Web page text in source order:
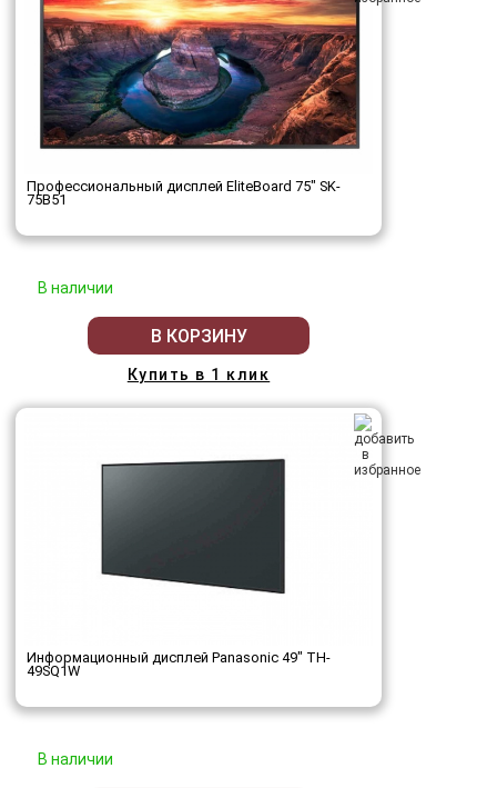
Профессиональный дисплей EliteBoard 75" SK-
75B51
В наличии
В КОРЗИНУ
Купить в 1 клик
Информационный дисплей Panasonic 49" TH-
49SQ1W
В наличии